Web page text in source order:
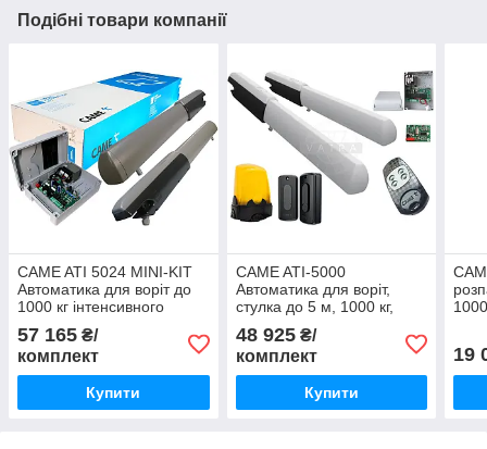
Подібні товари компанії
CAME ATI 5024 MINI-KIT
Автоматика для воріт до
1000 кг інтенсивного
57 165 ₴/
комплект
Купити
CAME ATI-5000
Автоматика для воріт,
стулка до 5 м, 1000 кг,
48 925₴/
комплект
Купити
19